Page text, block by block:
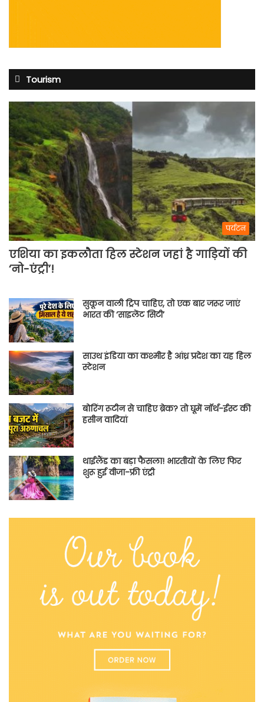
Tourism
पर्यटन
एशिया का इकलौता हिल स्टेशन जहां है गाड़ियों की
‘नो-एंट्री’!
सुकून वाली ट्रिप चाहिए, तो एक बार जरूर जाएं
भारत की ‘साइलेंट सिटी’
साउथ इंडिया का कश्मीर है आंध्र प्रदेश का यह हिल
स्टेशन
बोरिंग रूटीन से चाहिए ब्रेक? तो घूमें नॉर्थ-ईस्ट की
हसीन वादियां
थाईलैंड का बड़ा फैसला! भारतीयों के लिए फिर
शुरू हुई वीजा-फ्री एंट्री